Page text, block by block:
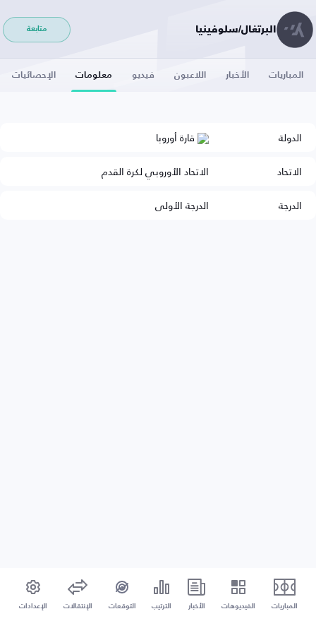
البرتغال/سلوفينيا متابعة
المباريات الأخبار اللاعبون فيديو معلومات الإحصائيات
الدولة
قارة أوروبا
الاتحاد
الاتحاد الأوروبي لكرة القدم
الدرجة
الدرجة الأولى
المباريات الفيديوهات الأخبار الترتيب التوقعات الإنتقالات الإعدادات